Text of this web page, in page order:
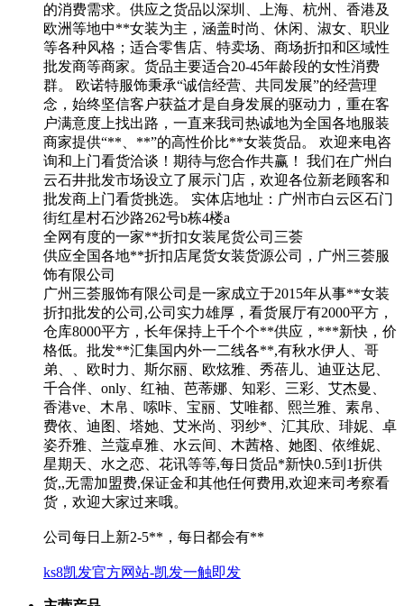
的消费需求。供应之货品以深圳、上海、杭州、香港及
欧洲等地中**女装为主，涵盖时尚、休闲、淑女、职业
等各种风格；适合零售店、特卖场、商场折扣和区域性
批发商等商家。货品主要适合20-45年龄段的女性消费
群。 欧诺特服饰秉承“诚信经营、共同发展”的经营理
念，始终坚信客户获益才是自身发展的驱动力，重在客
户满意度上找出路，一直来我司热诚地为全国各地服装
商家提供“**、**”的高性价比**女装货品。 欢迎来电咨
询和上门看货洽谈！期待与您合作共赢！ 我们在广州白
云石井批发市场设立了展示门店，欢迎各位新老顾客和
批发商上门看货挑选。 实体店地址：广州市白云区石门
街红星村石沙路262号b栋4楼a
全网有度的一家**折扣女装尾货公司三荟
供应全国各地**折扣店尾货女装货源公司，广州三荟服
饰有限公司
广州三荟服饰有限公司是一家成立于2015年从事**女装
折扣批发的公司,公司实力雄厚，看货展厅有2000平方，
仓库8000平方，长年保持上千个个**供应，***新快，价
格低。批发**汇集国内外一二线各**,有秋水伊人、哥
弟、、欧时力、斯尔丽、欧炫雅、秀蓓儿、迪亚达尼、
千合伴、only、红袖、芭蒂娜、知彩、三彩、艾杰曼、
香港ve、木帛、嗦咔、宝丽、艾唯都、熙兰雅、素帛、
费依、迪图、塔她、艾米尚、羽纱*、汇其欣、琲妮、卓
姿乔雅、兰蔻卓雅、水云间、木茜格、她图、依维妮、
星期天、水之恋、花讯等等,每日货品*新快0.5到1折供
货,,无需加盟费,保证金和其他任何费用,欢迎来司考察看
货，欢迎大家过来哦。
公司每日上新2-5**，每日都会有**
ks8凯发官方网站-凯发一触即发